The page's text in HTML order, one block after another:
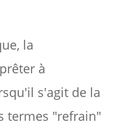
la
à
s'agit de la
termes "refrain"